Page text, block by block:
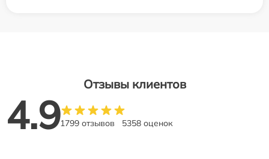
Отзывы клиентов
4.91799 отзывов 5358 оценок